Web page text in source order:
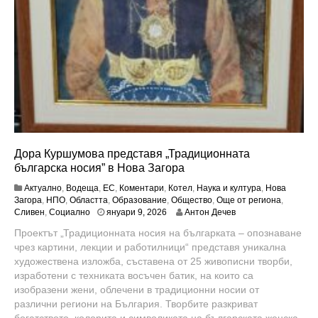
Дора Куршумова представя „Традиционната
българска носия” в Нова Загора
Актуално, Водеща, ЕС, Коментари, Котел, Наука и култура, Нова
Загора, НПО, Областта, Образование, Общество, Още от региона,
Сливен, Социално януари 9, 2026
у
а
р
и
7
,
Антон Дечев
Проектът „Традиционната носия на българката – опознаване
чрез картини, лекции и работилници“ представя уникална
художествена изложба, съставена от 25 живописни творби,
изработени с техниката восъчен батик, на които са
изобразени жени, облечени в традиционни носии от
различни региони на България. Творбите разкриват